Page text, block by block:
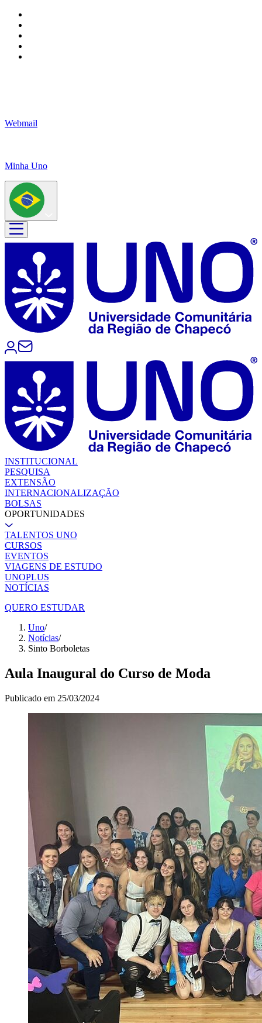
Webmail
Minha Uno
INSTITUCIONAL
PESQUISA
EXTENSÃO
INTERNACIONALIZAÇÃO
BOLSAS
OPORTUNIDADES
TALENTOS UNO
CURSOS
EVENTOS
VIAGENS DE ESTUDO
UNOPLUS
NOTÍCIAS
QUERO ESTUDAR
Uno/
Notícias/
Sinto Borboletas
Aula Inaugural do Curso de Moda
Publicado em 25/03/2024